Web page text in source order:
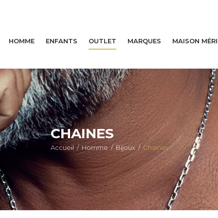
HOMME ENFANTS OUTLET MARQUES MAISON
CHAINES
Accueil/ Homme/Bijoux/Chaines